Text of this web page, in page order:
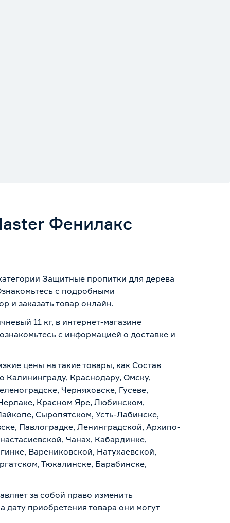
Фенилакс
Защитные пропитки для дерева
с подробными
и заказать товар онлайн.
11 кг, в интернет-магазине
с информацией о доставке и
цены на такие товары, как Состав
Калининграду, Краснодару, Омску,
Черняховске, Гусеве,
Красном Яре, Любинском,
Сыропятском, Усть-Лабинске,
Павлоградке, Ленинградской, Архипо-
Чанах, Кабардинке,
Варениковской, Натухаевской,
Тюкалинске, Барабинске,
за собой право изменить
дату приобретения товара они могут